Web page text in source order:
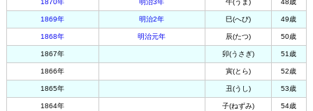
1870年 明治3年 午(うま) 48歳
1869年 明治2年 巳(へび) 49歳
1868年 明治元年 辰(たつ) 50歳
1867年 卯(うさぎ) 51歳
1866年 寅(とら) 52歳
1865年 丑(うし) 53歳
1864年 子(ねずみ) 54歳